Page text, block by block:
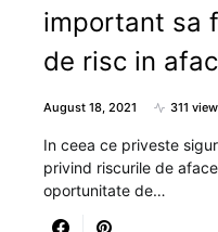
important sa
de risc in
August 18, 2021 311
In ceea ce priveste
privind riscurile de
oportunitate de…